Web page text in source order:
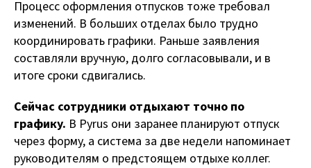
Процесс оформления отпусков тоже требовал
изменений. В больших отделах было трудно
координировать графики. Раньше заявления
составляли вручную, долго согласовывали, и в
итоге сроки сдвигались.
Сейчас сотрудники отдыхают точно по
графику. В Pyrus они заранее планируют отпуск
через форму, а система за две недели напоминает
руководителям о предстоящем отдыхе коллег.